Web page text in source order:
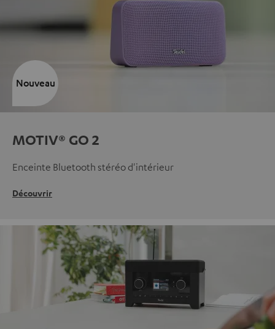
MOTIV® GO 2
Enceinte Bluetooth stéréo d'intérieur
Découvrir
Nouveau